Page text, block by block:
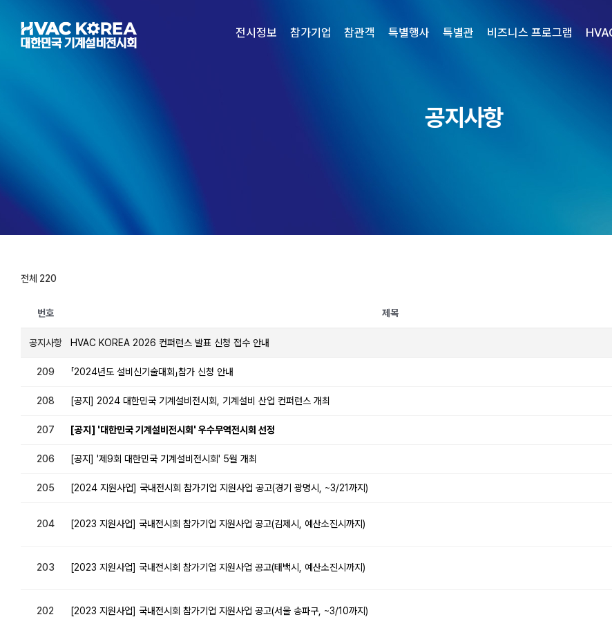
content
전시정보 참가기업 참관객 특별행사 특별관 비즈니스 프로그램
공지사항
전체 220
번호 제목
공지사항 HVAC KOREA 2026 컨퍼런스 발표 신청 접수 안내
209 「2024년도 설비신기술대회」참가 신청 안내
208 [공지] 2024 대한민국 기계설비전시회, 기계설비 산업 컨퍼런스 개최
207 [공지] '대한민국 기계설비전시회' 우수무역전시회 선정
206 [공지] '제9회 대한민국 기계설비전시회' 5월 개최
205 [2024 지원사업] 국내전시회 참가기업 지원사업 공고(경기 광명시, ~3/21까지)
204 [2023 지원사업] 국내전시회 참가기업 지원사업 공고(김제시, 예산소진시까지)
203 [2023 지원사업] 국내전시회 참가기업 지원사업 공고(태백시, 예산소진시까지)
202 [2023 지원사업] 국내전시회 참가기업 지원사업 공고(서울 송파구, ~3/10까지)